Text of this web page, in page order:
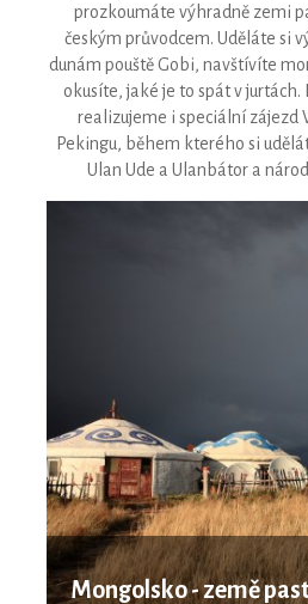
prozkoumáte výhradně zemi
českým průvodcem. Uděláte si
dunám pouště Gobi, navštívíte
okusíte, jaké je to spát v
realizujeme i speciální zájezd
Pekingu, během kterého si
Ulan Ude a Ulanbátor a
Mongolsko - země